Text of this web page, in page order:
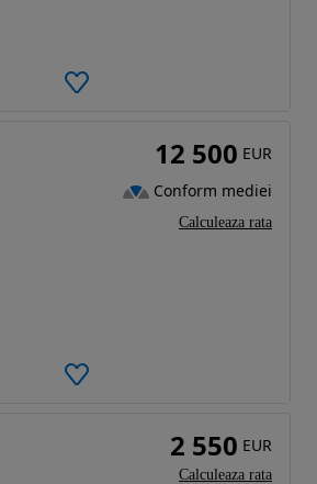
12 500 EUR
Conform mediei
Calculeaza rata
2 550 EUR
Calculeaza rata